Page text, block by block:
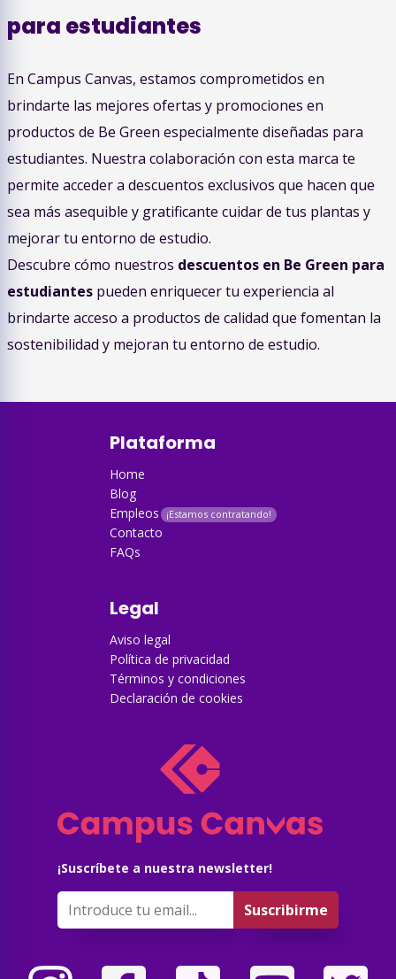
para estudiantes
En Campus Canvas, estamos comprometidos en
brindarte las mejores ofertas y promociones en
productos de Be Green especialmente diseñadas para
estudiantes. Nuestra colaboración con esta marca te
permite acceder a descuentos exclusivos que hacen que
sea más asequible y gratificante cuidar de tus plantas y
mejorar tu entorno de estudio.
Descubre cómo nuestros descuentos en Be Green para
estudiantes pueden enriquecer tu experiencia al
brindarte acceso a productos de calidad que fomentan la
sostenibilidad y mejoran tu entorno de estudio.
¡Suscríbete a nuestra newsletter!
Suscribirme
Plataforma
Home
Blog
Empleos
Contacto
FAQs
Legal
Aviso legal
Política de privacidad
Términos y condiciones
Declaración de cookies